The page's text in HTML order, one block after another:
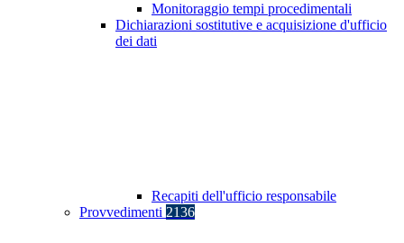
Monitoraggio tempi procedimentali
Dichiarazioni sostitutive e acquisizione d'ufficio
dei dati
Recapiti dell'ufficio responsabile
Provvedimenti 2136